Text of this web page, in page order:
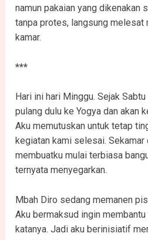
namun pakaian yang dikenakan
tanpa protes, langsung melesat
kamar.
***
Hari ini hari Minggu. Sejak
pulang dulu ke Yogya dan akan
Aku memutuskan untuk tetap
kegiatan kami selesai. Sekamar
membuatku mulai terbiasa
ternyata menyegarkan.
Mbah Diro sedang memanen
Aku bermaksud ingin
katanya. Jadi aku berinisiatif